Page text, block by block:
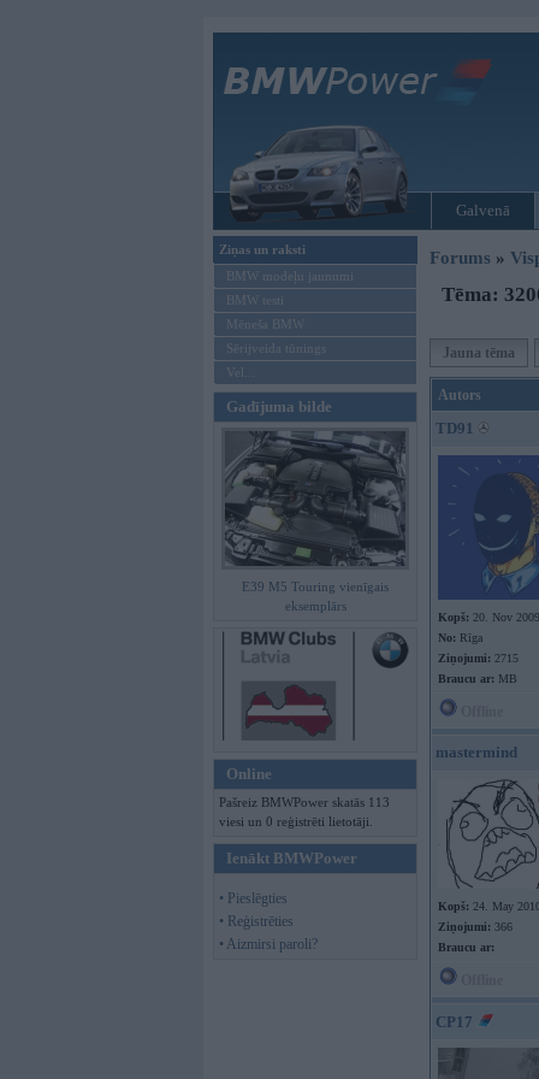
Galvenā
Ziņas un raksti
BMW modeļu jaunumi
BMW testi
Mēneša BMW
Sērijveida tūnings
Vel...
Gadījuma bilde
E39 M5 Touring vienīgais
eksemplārs
Online
Pašreiz BMWPower skatās 113
viesi un 0 reģistrēti lietotāji.
Ienākt BMWPower
• Pieslēgties
• Reģistrēties
• Aizmirsi paroli?
Forums »
Tēma:
Jauna tēma
Autors
TD91
Kopš: 20. Nov 2009
No: Rīga
Ziņojumi: 2715
Braucu ar: MB
mastermind
Kopš: 24. May
Ziņojumi: 366
Braucu ar:
CP17